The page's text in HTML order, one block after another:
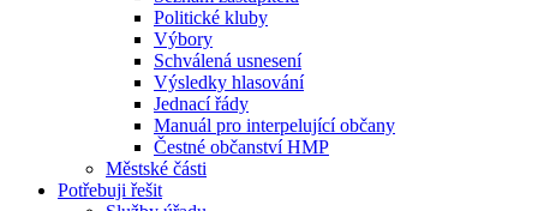
Politické kluby
Výbory
Schválená usnesení
Výsledky hlasování
Jednací řády
Manuál pro interpelující občany
Čestné občanství HMP
Městské části
Potřebuji řešit